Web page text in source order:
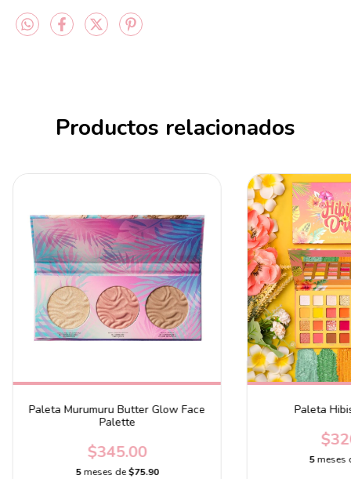
Productos relacionados
Paleta Murumuru Butter Glow Face
Palette
$345.00
5 meses de$75.90
Paleta
5meses